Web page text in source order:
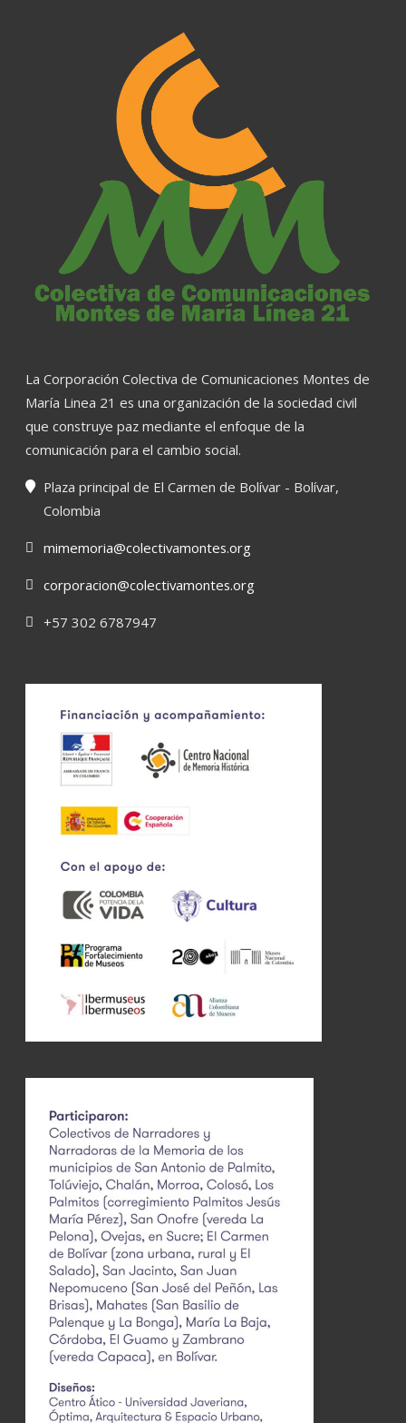
La Corporación Colectiva de Comunicaciones Montes de
María Linea 21 es una organización de la sociedad civil
que construye paz mediante el enfoque de la
comunicación para el cambio social.
Plaza principal de El Carmen de Bolívar - Bolívar,
Colombia
mimemoria@colectivamontes.org
corporacion@colectivamontes.org
+57 302 6787947